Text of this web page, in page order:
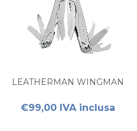
LEATHERMAN WINGMAN
€99,00 IVA inclusa